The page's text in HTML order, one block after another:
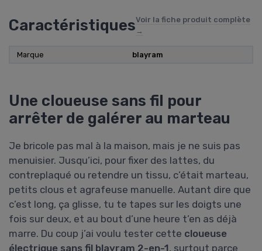
CaractéristiquesVoir la fiche produit complète
→
Marque blayram
Une cloueuse sans fil pour
arrêter de galérer au marteau
Je bricole pas mal à la maison, mais je ne suis pas
menuisier. Jusqu’ici, pour fixer des lattes, du
contreplaqué ou retendre un tissu, c’était marteau,
petits clous et agrafeuse manuelle. Autant dire que
c’est long, ça glisse, tu te tapes sur les doigts une
fois sur deux, et au bout d’une heure t’en as déjà
marre. Du coup j’ai voulu tester cette cloueuse
électrique sans fil blayram 2-en-1, surtout parce